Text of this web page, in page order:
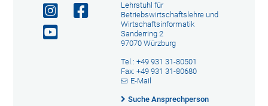
Lehrstuhl für
Betriebswirtschaftslehre und
Wirtschaftsinformatik
Sanderring 2
97070 Würzburg
Tel.: +49 931 31-80501
Fax: +49 931 31-80680
E-Mail
Suche Ansprechperson